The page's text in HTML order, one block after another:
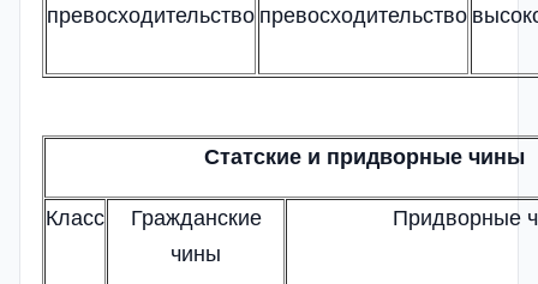
превосходительство превосходительство
Статские и придворные чины
Класс
Гражданские
чины
Придворные